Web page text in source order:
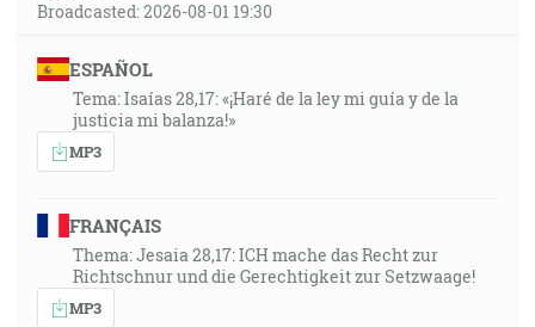
Broadcasted: 2026-08-01 19:30
ESPAÑOL
Tema: Isaías 28,17: «¡Haré de la ley mi guía y de la
justicia mi balanza!»
MP3
FRANÇAIS
Thema: Jesaia 28,17: ICH mache das Recht zur
Richtschnur und die Gerechtigkeit zur Setzwaage!
MP3